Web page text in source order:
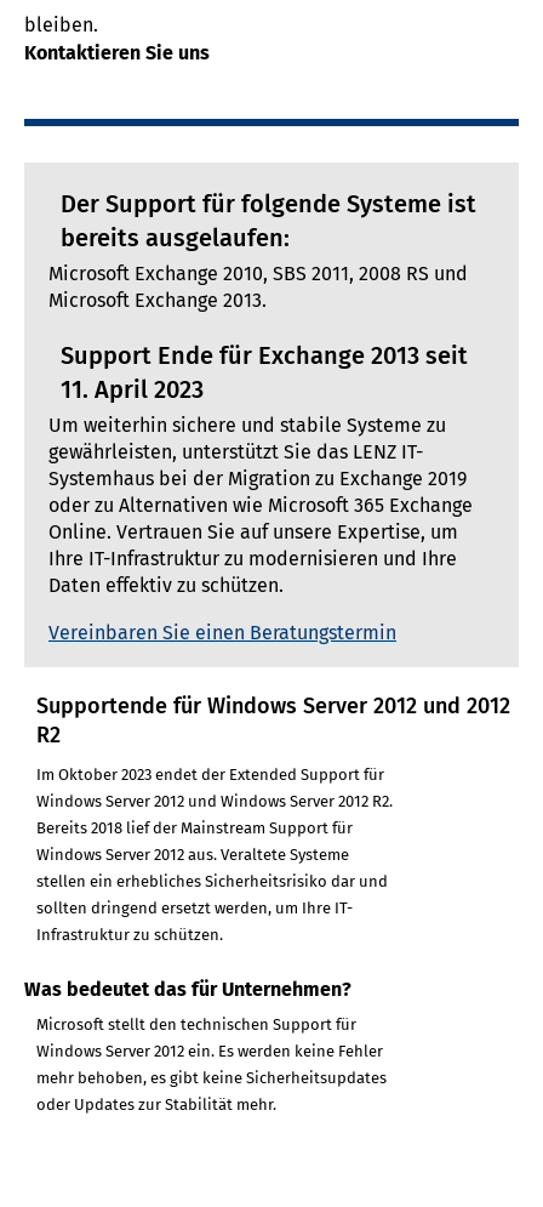
bleiben.
Kontaktieren Sie uns
Der Support für folgende Systeme ist
bereits ausgelaufen:
Microsoft Exchange 2010, SBS 2011, 2008 RS und
Microsoft Exchange 2013.
Support Ende für Exchange 2013 seit
11. April 2023
Um weiterhin sichere und stabile Systeme zu
gewährleisten, unterstützt Sie das LENZ IT-
Systemhaus bei der Migration zu Exchange 2019
oder zu Alternativen wie Microsoft 365 Exchange
Online. Vertrauen Sie auf unsere Expertise, um
Ihre IT-Infrastruktur zu modernisieren und Ihre
Daten effektiv zu schützen.
Vereinbaren Sie einen Beratungstermin
Supportende für Windows Server 2012 und 2012
R2
Im Oktober 2023 endet der Extended Support für
Windows Server 2012 und Windows Server 2012 R2.
Bereits 2018 lief der Mainstream Support für
Windows Server 2012 aus. Veraltete Systeme
stellen ein erhebliches Sicherheitsrisiko dar und
sollten dringend ersetzt werden, um Ihre IT-
Infrastruktur zu schützen.
Was bedeutet das für Unternehmen?
Microsoft stellt den technischen Support für
Windows Server 2012 ein. Es werden keine Fehler
mehr behoben, es gibt keine Sicherheitsupdates
oder Updates zur Stabilität mehr.